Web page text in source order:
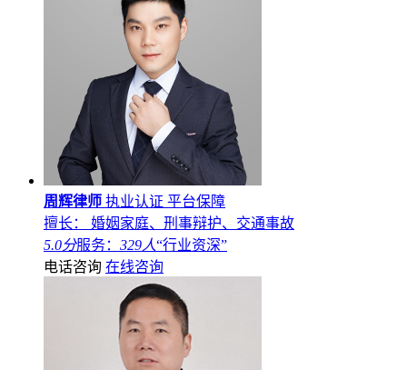
周辉律师 执业认证 平台保障
擅长： 婚姻家庭、刑事辩护、交通事故
5.0分服务： 329人“行业资深”
电话咨询 在线咨询